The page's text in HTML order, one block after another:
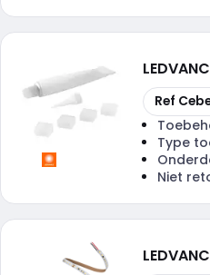
Kopiëren
Ref
Type
Niet